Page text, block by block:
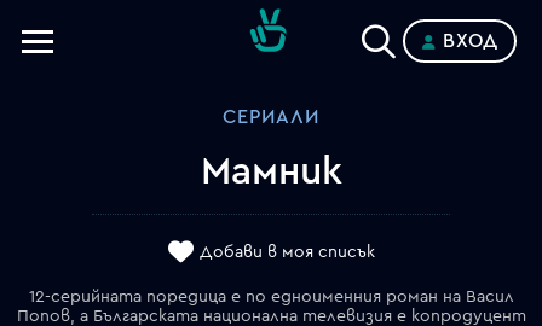
ВХОД
СЕРИАЛИ
Мамник
Добави в моя списък
12-серийната поредица е по едноименния роман на Васил
Попов, а Българската национална телевизия е копродуцент